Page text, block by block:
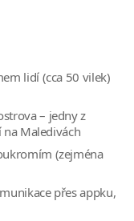
lidí (cca 50 vilek)
– jedny z
Maledivách
(zejména
přes appku,